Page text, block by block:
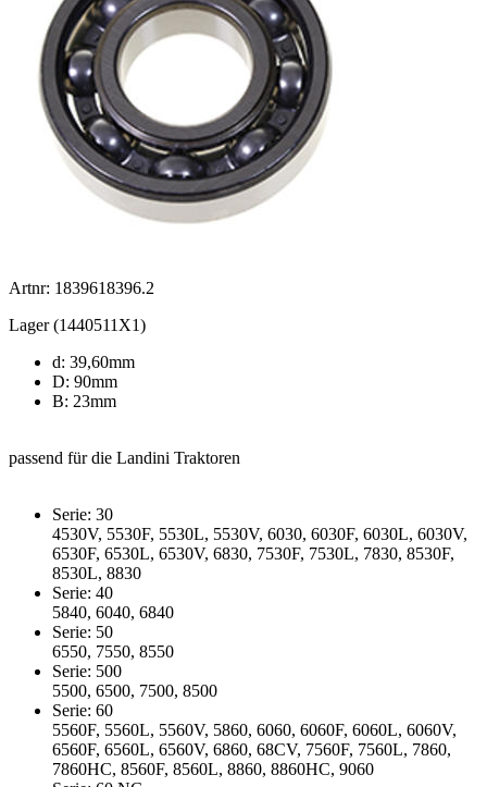
Artnr: 1839618396.2
Lager (1440511X1)
d: 39,60mm
D: 90mm
B: 23mm
passend für die Landini Traktoren
Serie: 30
4530V, 5530F, 5530L, 5530V, 6030, 6030F, 6030L, 6030V,
6530F, 6530L, 6530V, 6830, 7530F, 7530L, 7830, 8530F,
8530L, 8830
Serie: 40
5840, 6040, 6840
Serie: 50
6550, 7550, 8550
Serie: 500
5500, 6500, 7500, 8500
Serie: 60
5560F, 5560L, 5560V, 5860, 6060, 6060F, 6060L, 6060V,
6560F, 6560L, 6560V, 6860, 68CV, 7560F, 7560L, 7860,
7860HC, 8560F, 8560L, 8860, 8860HC, 9060